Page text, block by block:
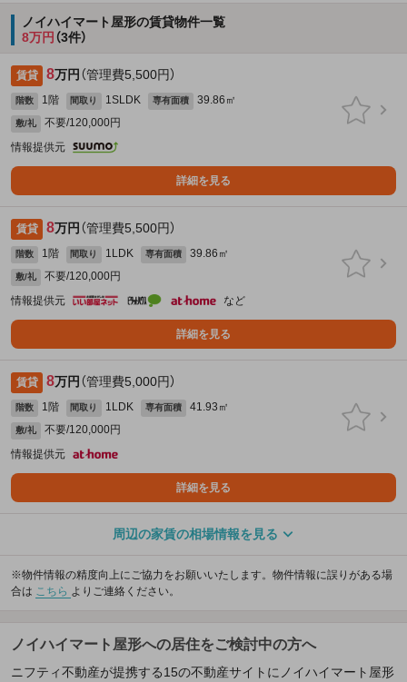
ノイハイマート屋形の賃貸物件一覧
8万円（3件）
賃貸 8万円（管理費5,500円）
階数 1階 間取り 1SLDK 専有面積 39.86㎡
敷/礼
不要/120,000円
情報提供元
詳細を見る
賃貸 8万円（管理費5,500円）
階数 1階 間取り 1LDK 専有面積 39.86㎡
敷/礼
不要/120,000円
情報提供元
など
詳細を見る
賃貸 8万円（管理費5,000円）
階数 1階 間取り 1LDK 専有面積 41.93㎡
敷/礼
不要/120,000円
情報提供元
詳細を見る
周辺の家賃の相場情報を見る
※物件情報の精度向上にご協力をお願いいたします。物件情報に誤りがある場
合は こちら よりご連絡ください。
ノイハイマート屋形への居住をご検討中の方へ
ニフティ不動産が提携する15の不動産サイトにノイハイマート屋形